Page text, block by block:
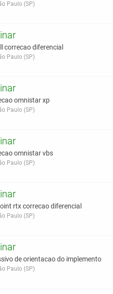
Paulo (SP)
correcao diferencial
Paulo (SP)
omnistar xp
Paulo (SP)
omnistar vbs
Paulo (SP)
rtx correcao diferencial
Paulo (SP)
de orientacao do implemento
Paulo (SP)